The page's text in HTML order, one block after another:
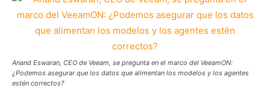
Anand Eswaran, CEO de Veeam, se pregunta en el marco del VeeamON:
¿Podemos asegurar que los datos que alimentan los modelos y los agentes
estén correctos?